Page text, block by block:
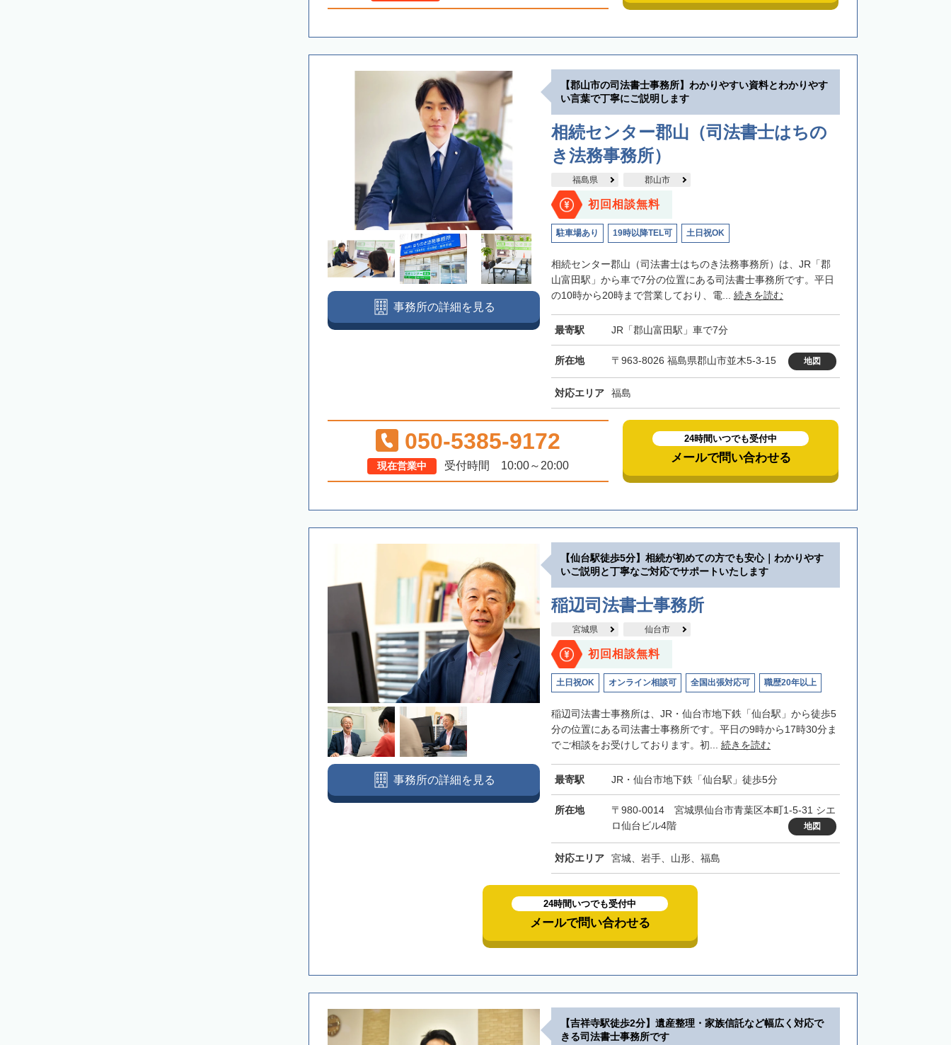
【郡山市の司法書士事務所】わかりやすい資料とわかりやす
い言葉で丁寧にご説明します
相続センター郡山（司法書士はちの
き法務事務所）
福島県 郡山市
初回相談無料
駐車場あり 19時以降TEL可 土日祝OK
相続センター郡山（司法書士はちのき法務事務所）は、JR「郡
山富田駅」から車で7分の位置にある司法書士事務所です。平日
の10時から20時まで営業しており、電... 続きを読む
最寄駅 JR「郡山富田駅」車で7分
所在地 〒963-8026 福島県郡山市並木5-3-15 地図
対応エリア 福島
事務所の詳細を見る
050-5385-9172
現在営業中 受付時間 10:00～20:00
24時間いつでも受付中
メールで問い合わせる
【仙台駅徒歩5分】相続が初めての方でも安心｜わかりやす
いご説明と丁寧なご対応でサポートいたします
稲辺司法書士事務所
宮城県 仙台市
初回相談無料
土日祝OK オンライン相談可 全国出張対応可 職歴20年以上
稲辺司法書士事務所は、JR・仙台市地下鉄「仙台駅」から徒歩5
分の位置にある司法書士事務所です。平日の9時から17時30分ま
でご相談をお受けしております。初... 続きを読む
最寄駅 JR・仙台市地下鉄「仙台駅」徒歩5分
所在地
〒980-0014 宮城県仙台市青葉区本町1-5-31 シエ
ロ仙台ビル4階
地図
対応エリア 宮城、岩手、山形、福島
事務所の詳細を見る
24時間いつでも受付中
メールで問い合わせる
【吉祥寺駅徒歩2分】遺産整理・家族信託など幅広く対応で
きる司法書士事務所です